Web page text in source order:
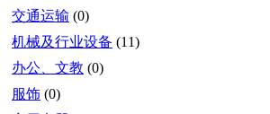
交通运输 (0)
机械及行业设备 (11)
办公、文教 (0)
服饰 (0)